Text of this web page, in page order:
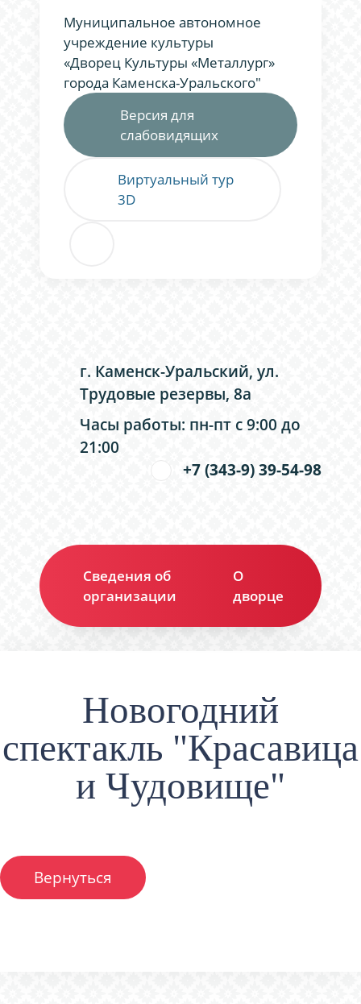
Муниципальное автономное
учреждение культуры
«Дворец Культуры «Металлург»
города Каменска-Уральского"
Версия для
слабовидящих
Виртуальный тур
3D
г. Каменск-Уральский, ул.
Трудовые резервы, 8а
Часы работы: пн-пт с 9:00 до
21:00
+7 (343-9) 39-54-98
Сведения об
организации
О
дворце
Новогодний
спектакль "Красавица
и Чудовище"
Вернуться